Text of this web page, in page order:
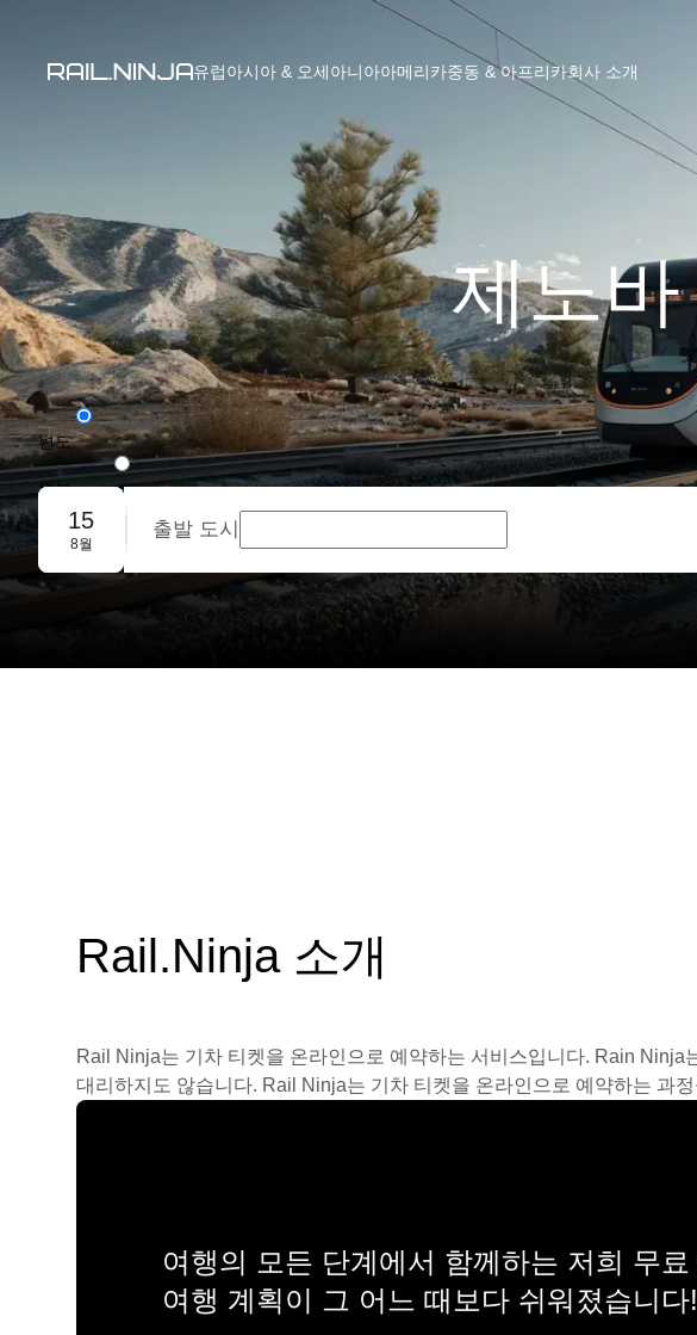
유럽아시아 & 오세아니아아메리카중동 & 아프리카회사 소개
제노바
편도
왕복
단체 예약
15
8월
출발 도시
Rail.Ninja 소개
Rail Ninja는 기차 티켓을 온라인으로 예약하는 서비스입니다. Rain
대리하지도 않습니다. Rail Ninja는 기차 티켓을 온라인으로 예약하는 과
여행의 모든 단계에서 함께하는 저희 무
여행 계획이 그 어느 때보다 쉬워졌습니다!